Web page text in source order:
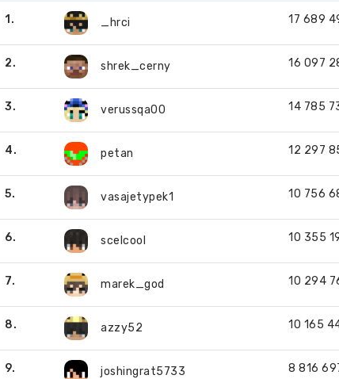
1. _hrci 17 689
2. shrek_cerny 16 097
3. verussqa00 14 785
4. petan 12 297
5. vasajetypek1 10 756
6. scelcool 10 355
7. marek_god 10 294
8. azzy52 10 165
9. joshingrat5733 8 816